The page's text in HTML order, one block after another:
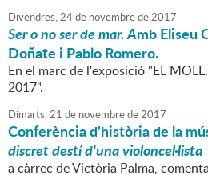
Divendres,24de novembrede2017
Ser o no ser de mar. Amb Eliseu
Doñate i Pablo Romero.
En el marc de l'exposició "EL
2017".
Dimarts,21 de novembrede2017
Conferència d'història de la
discret destí d'una violoncel·lista
a càrrec de Victòria Palma,